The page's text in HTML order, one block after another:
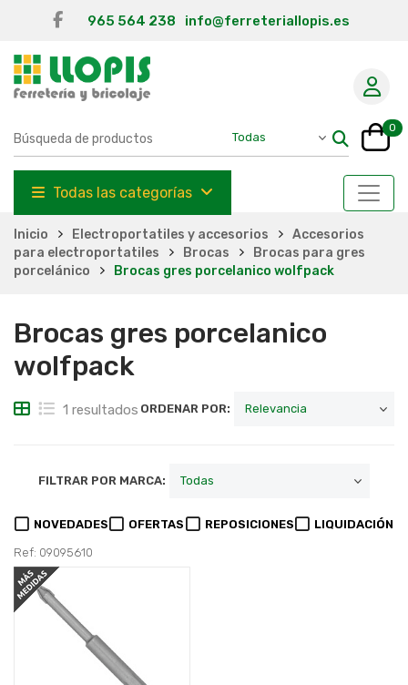
965 564 238 info@ferreteriallopis.es
0
Todas las categorías
Inicio Electroportatiles y accesorios
Accesorios
para electroportatiles
Brocas
Brocas para gres
porcelánico
Brocas gres porcelanico wolfpack
Brocas gres porcelanico
wolfpack
1 resultados ORDENAR POR:
FILTRAR POR MARCA:
NOVEDADES OFERTAS REPOSICIONES LIQUIDACIÓN
Ref: 09095610